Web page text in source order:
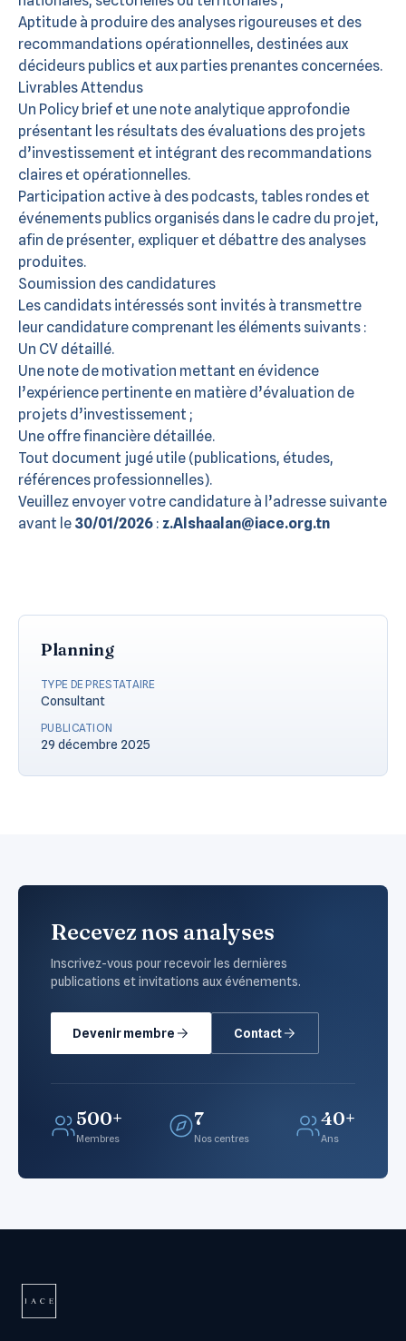
Aptitude à produire des analyses rigoureuses et des
recommandations opérationnelles, destinées aux
décideurs publics et aux parties prenantes concernées.
Livrables Attendus
Un Policy brief et une note analytique approfondie
présentant les résultats des évaluations des projets
d’investissement et intégrant des recommandations
claires et opérationnelles.
Participation active à des podcasts, tables rondes et
événements publics organisés dans le cadre du projet,
afin de présenter, expliquer et débattre des analyses
produites.
Soumission des candidatures
Les candidats intéressés sont invités à transmettre
leur candidature comprenant les éléments suivants :
Un CV détaillé.
Une note de motivation mettant en évidence
l’expérience pertinente en matière d’évaluation de
projets d’investissement ;
Une offre financière détaillée.
Tout document jugé utile (publications, études,
références professionnelles).
Veuillez envoyer votre candidature à l’adresse suivante
avant le 30/01/2026 : z.Alshaalan@iace.org.tn
Planning
TYPE DE PRESTATAIRE
Consultant
PUBLICATION
29 décembre 2025
Recevez nos analyses
Inscrivez-vous pour recevoir les dernières
publications et invitations aux événements.
Devenir membre Contact
500+
Membres
7
Nos centres
40+
Ans